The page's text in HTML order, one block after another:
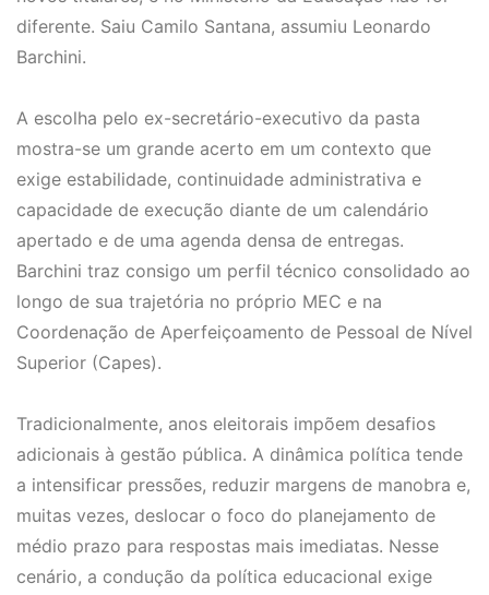
diferente. Saiu Camilo Santana, assumiu Leonardo
Barchini.
A escolha pelo ex-secretário-executivo da pasta
mostra-se um grande acerto em um contexto que
exige estabilidade, continuidade administrativa e
capacidade de execução diante de um calendário
apertado e de uma agenda densa de entregas.
Barchini traz consigo um perfil técnico consolidado ao
longo de sua trajetória no próprio MEC e na
Coordenação de Aperfeiçoamento de Pessoal de Nível
Superior (Capes).
Tradicionalmente, anos eleitorais impõem desafios
adicionais à gestão pública. A dinâmica política tende
a intensificar pressões, reduzir margens de manobra e,
muitas vezes, deslocar o foco do planejamento de
médio prazo para respostas mais imediatas. Nesse
cenário, a condução da política educacional exige